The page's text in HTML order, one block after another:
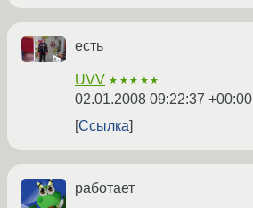
есть
UVV ★★★★★
02.01.2008 09:22:37 +00:00
Ссылка
работает